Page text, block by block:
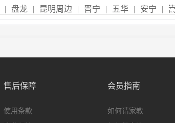
| 盘龙 | 昆明周边 | 晋宁 | 五华 | 安宁 |
售后保障
使用条款
会员指南
如何请家教